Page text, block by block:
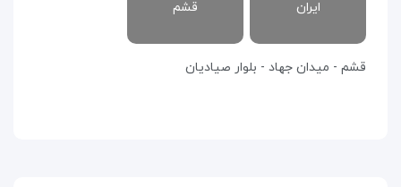
ایران قشم
قشم - میدان جهاد - بلوار صیادیان